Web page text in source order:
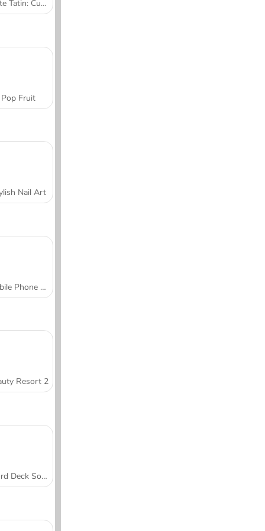
Tarte Tatin: Cucina con Sara
Pop Fruit
Nail Art
Mobile Phone Case Design & DIY
Resort 2
Word Deck Solitaire